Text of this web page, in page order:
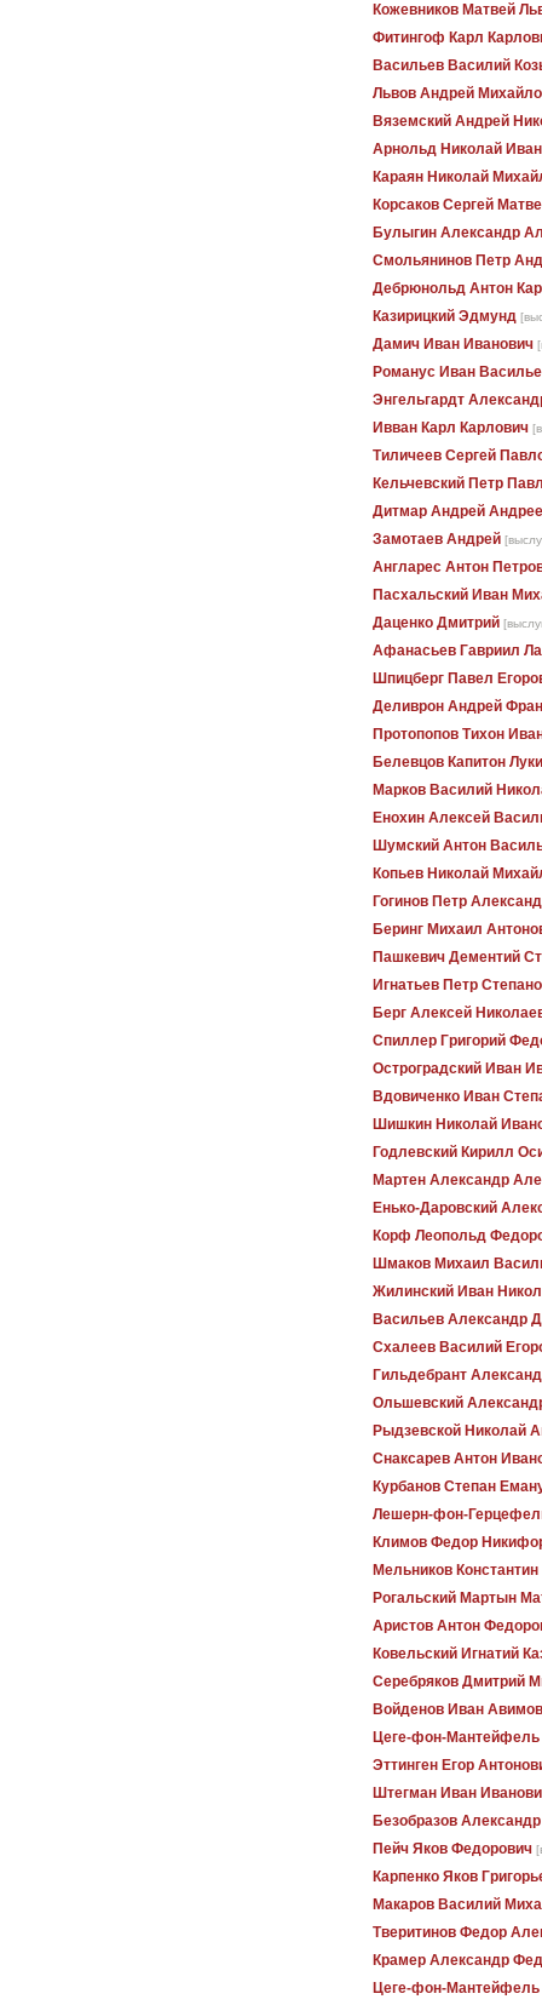
Кожевников Матвей
Фитингоф Карл
Васильев Василий
Львов Андрей
Вяземский Андрей
Арнольд Николай
Караян Николай
Корсаков Сергей
Булыгин Александр
Смольянинов Петр
Дебрюнольд Антон
Казирицкий Эдмунд
Дамич Иван Иванович
Романус Иван
Энгельгардт
Ивван Карл Карлович
Тиличеев Сергей
Кельчевский Петр
Дитмар Андрей
Замотаев Андрей
Англарес Антон
Пасхальский Иван
Даценко Дмитрий
Афанасьев Гавриил
Шпицберг Павел
Деливрон Андрей
Протопопов Тихон
Белевцов Капитон
Марков Василий
Енохин Алексей
Шумский Антон
Копьев Николай
Гогинов Петр
Беринг Михаил
Пашкевич Дементий
Игнатьев Петр
Берг Алексей
Спиллер Григорий
Остроградский Иван
Вдовиченко Иван
Шишкин Николай
Годлевский Кирилл
Мартен Александр
Енько-Даровский
Корф Леопольд
Шмаков Михаил
Жилинский Иван
Васильев Александр
Схалеев Василий
Гильдебрант
Ольшевский
Рыдзевской Николай
Снаксарев Антон
Курбанов Степан
Лешерн-фон-
Климов Федор
Мельников
Рогальский Мартын
Аристов Антон
Ковельский Игнатий
Серебряков Дмитрий
Войденов Иван
Цеге-фон-
Эттинген Егор
Штегман Иван
Безобразов
Пейч Яков Федорович
Карпенко Яков
Макаров Василий
Тверитинов Федор
Крамер Александр
Цеге-фон-